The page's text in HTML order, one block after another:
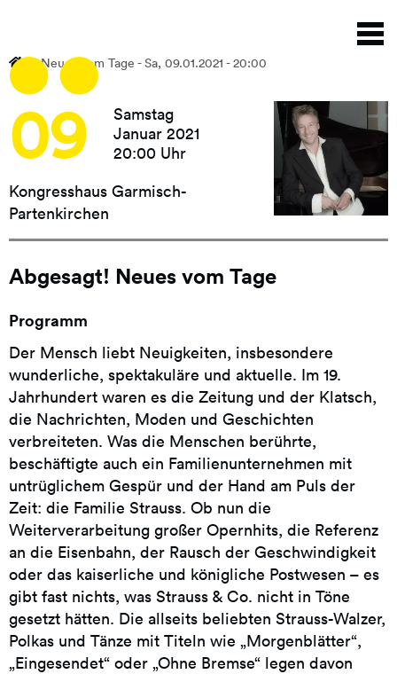
InhaltNeues vom Tage - Sa, 09.01.2021 - 20:00
09
Samstag
Januar 2021
20:00 Uhr
Kongresshaus Garmisch-
Partenkirchen
Abgesagt! Neues vom Tage
Programm
Der Mensch liebt Neuigkeiten, insbesondere
wunderliche, spektakuläre und aktuelle. Im 19.
Jahrhundert waren es die Zeitung und der Klatsch,
die Nachrichten, Moden und Geschichten
verbreiteten. Was die Menschen berührte,
beschäftigte auch ein Familienunternehmen mit
untrüglichem Gespür und der Hand am Puls der
Zeit: die Familie Strauss. Ob nun die
Weiterverarbeitung großer Opernhits, die Referenz
an die Eisenbahn, der Rausch der Geschwindigkeit
oder das kaiserliche und königliche Postwesen – es
gibt fast nichts, was Strauss & Co. nicht in Töne
gesetzt hätten. Die allseits beliebten Strauss-Walzer,
Polkas und Tänze mit Titeln wie „Morgenblätter“,
„Eingesendet“ oder „Ohne Bremse“ legen davon